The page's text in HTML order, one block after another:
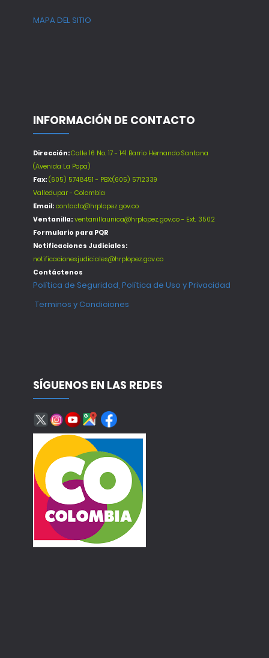
MAPA DEL SITIO
INFORMACIÓN DE CONTACTO
Dirección:Calle 16 No. 17 - 141 Barrio Hernando Santana
(Avenida La Popa)
Fax: (605) 5748451 - PBX:(605) 5712339
Valledupar - Colombia
Email: contacto@hrplopez.gov.co
Ventanilla: ventanillaunica@hrplopez.gov.co - Ext. 3502
Formulario para PQR
Notificaciones Judiciales:
notificacionesjudiciales@hrplopez.gov.co
Contáctenos
Política de Seguridad, Política de Uso y Privacidad
Terminos y Condiciones
SÍGUENOS EN LAS REDES